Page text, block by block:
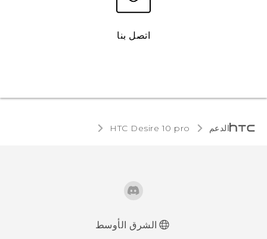
اتصل بنا
الدعم HTC Desire 10 pro‎
الشرق الأوسط